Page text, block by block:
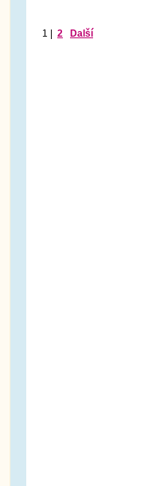
1 2 Další